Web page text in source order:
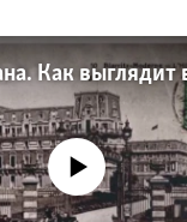
source currently